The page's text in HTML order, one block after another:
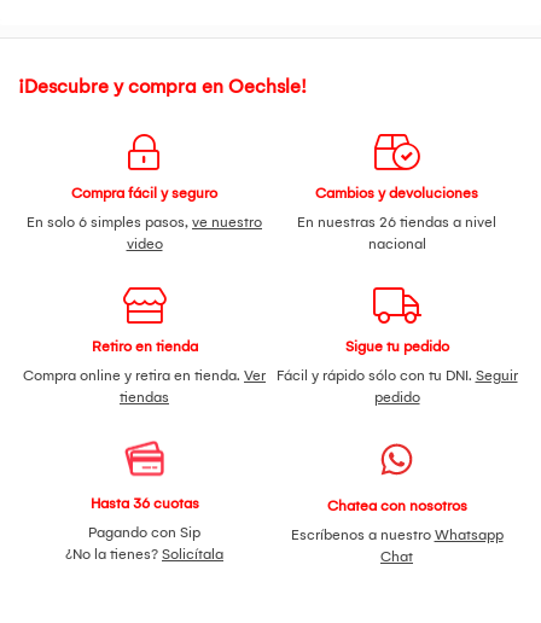
¡Descubre y compra en Oechsle!
Compra fácil y seguro
En solo 6 simples pasos, ve nuestro
video
Cambios y devoluciones
En nuestras 26 tiendas a nivel
nacional
Retiro en tienda
Compra online y retira en tienda. Ver
tiendas
Sigue tu pedido
Fácil y rápido sólo con tu DNI. Seguir
pedido
Hasta 36 cuotas
Pagando con Sip
¿No la tienes? Solicítala
Chatea con nosotros
Escríbenos a nuestro Whatsapp
Chat